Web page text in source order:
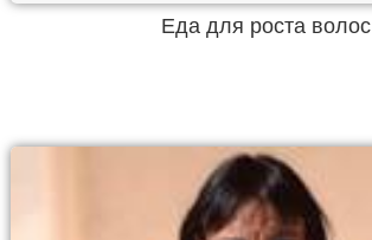
Еда для роста волос